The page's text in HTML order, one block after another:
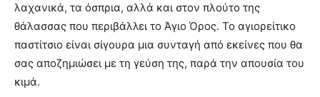
λαχανικά, τα όσπρια, αλλά και στον πλούτο της
θάλασσας που περιβάλλει το Άγιο Όρος. Το αγιορείτικο
παστίτσιο είναι σίγουρα μια συνταγή από εκείνες που θα
σας αποζημιώσει με τη γεύση της, παρά την απουσία του
κιμά.